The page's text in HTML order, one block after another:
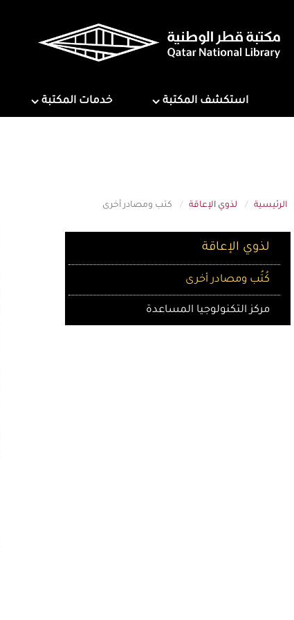
المحتوى
Explore Library
استكشف المكتبة
Services
خدمات المكتبة
الرئيسية لذوي الإعاقة كتب ومصادر أخرى
For People with Disabilities
لذوي الإعاقة
كُتُب ومصادر أخرى
مركز التكنولوجيا المساعدة